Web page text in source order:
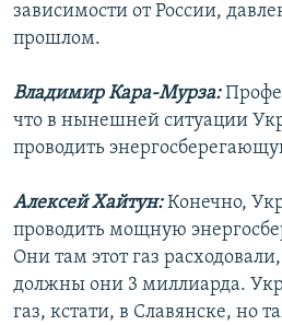
зависимости от России,
прошлом.
Владимир Кара-Мурза:
что в нынешней ситуации
проводить
Алексей Хайтун:Конечно,
проводить мощную
Они там этот газ
должны они 3 миллиарда.
газ, кстати, в Славянске, но